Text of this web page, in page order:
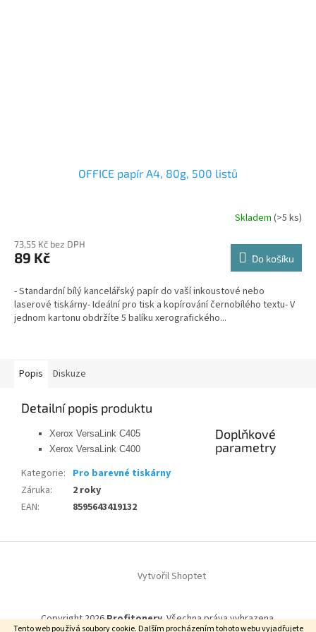
Tento web používá soubory cookie. Dalším procházením tohoto webu vyjadřujete
OFFICE papír A4, 80g, 500 listů
Skladem (>5 ks)
73,55 Kč bez DPH
89 Kč Do košíku
- Standardní bílý kancelářský papír do vaší inkoustové nebo
laserové tiskárny- Ideální pro tisk a kopírování černobílého textu- V
jednom kartonu obdržíte 5 balíku xerografického...
Popis Diskuze
Detailní popis produktu
Xerox VersaLink C405
Xerox VersaLink C400
Doplňkové
parametry
Kategorie: Pro barevné tiskárny
Záruka:
2 roky
EAN: 8595643419132
Vytvořil Shoptet
Copyright 2026Profitonery. Všechna práva vyhrazena.